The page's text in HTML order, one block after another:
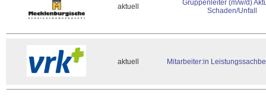
aktuell
Gruppenleiter (m/w/d)
Schaden/Unfall
aktuell Mitarbeiter:in